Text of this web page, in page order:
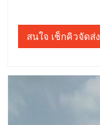
สนใจ เช็กคิวจัดส่ง